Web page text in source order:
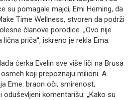
su pomagale majci, Emi Heming, da
Time Wellness, stvoren da podrži
članove porodice. „Ovo nije
priča“, iskreno je rekla Ema.
ćerka Evelin sve više liči na Brusa
koji prepoznaju milioni. A
Eme: braon oči, smirenost,
komentarišu: „Kako su